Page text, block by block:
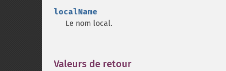
localName
Le nom local.
Valeurs de retour